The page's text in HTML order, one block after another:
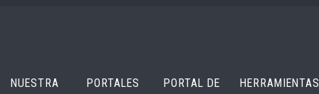
NUESTRA
PORTALES
PORTAL DE